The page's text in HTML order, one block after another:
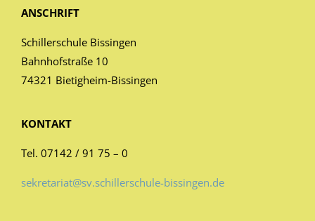
ANSCHRIFT
Schillerschule Bissingen
Bahnhofstraße 10
74321 Bietigheim-Bissingen
KONTAKT
Tel. 07142 / 91 75 – 0
sekretariat@sv.schillerschule-bissingen.de